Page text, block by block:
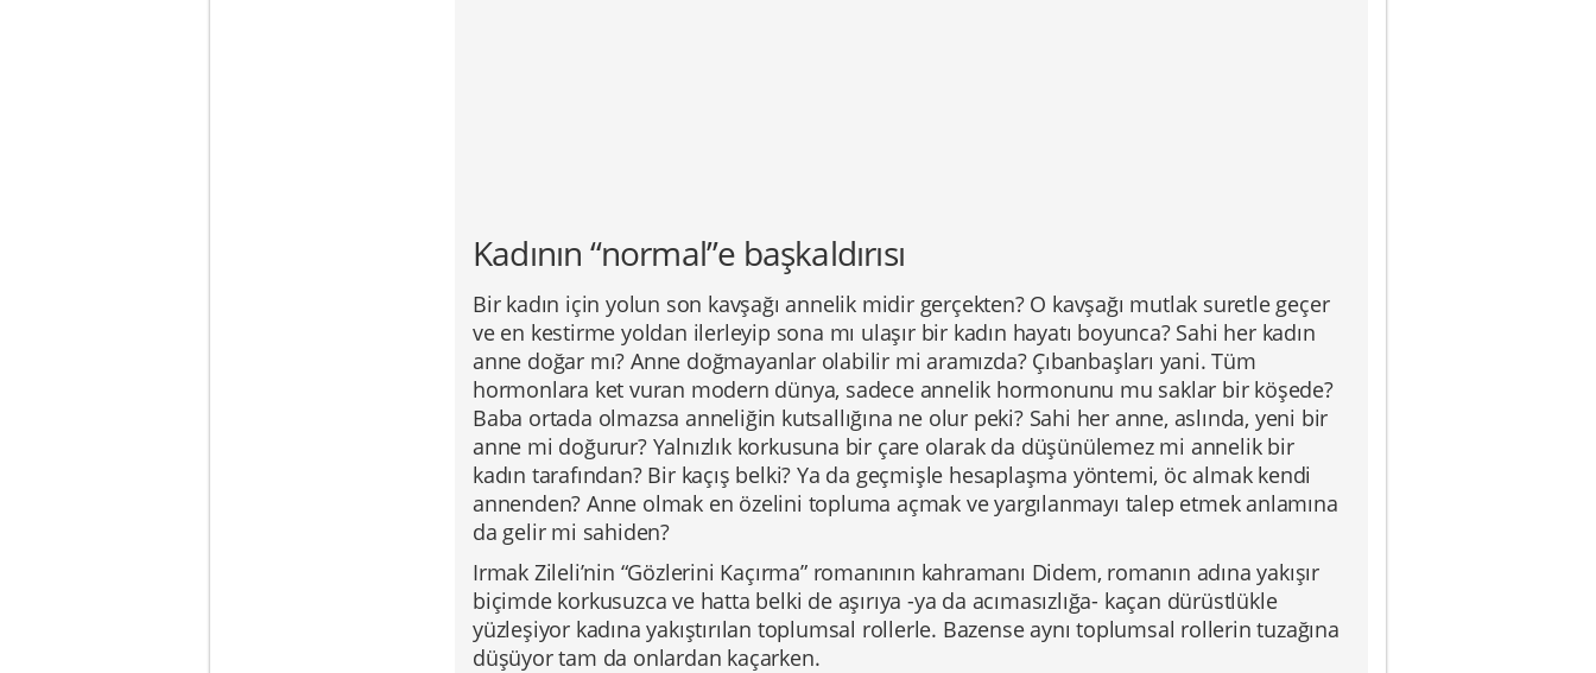
Kadının “normal”e başkaldırısı
Bir kadın için yolun son kavşağı annelik midir gerçekten? O kavşağı mutlak suretle geçer
ve en kestirme yoldan ilerleyip sona mı ulaşır bir kadın hayatı boyunca? Sahi her kadın
anne doğar mı? Anne doğmayanlar olabilir mi aramızda? Çıbanbaşları yani. Tüm
hormonlara ket vuran modern dünya, sadece annelik hormonunu mu saklar bir köşede?
Baba ortada olmazsa anneliğin kutsallığına ne olur peki? Sahi her anne, aslında, yeni bir
anne mi doğurur? Yalnızlık korkusuna bir çare olarak da düşünülemez mi annelik bir
kadın tarafından? Bir kaçış belki? Ya da geçmişle hesaplaşma yöntemi, öc almak kendi
annenden? Anne olmak en özelini topluma açmak ve yargılanmayı talep etmek anlamına
da gelir mi sahiden?
Irmak Zileli’nin “Gözlerini Kaçırma” romanının kahramanı Didem, romanın adına yakışır
biçimde korkusuzca ve hatta belki de aşırıya -ya da acımasızlığa- kaçan dürüstlükle
yüzleşiyor kadına yakıştırılan toplumsal rollerle. Bazense aynı toplumsal rollerin tuzağına
düşüyor tam da onlardan kaçarken.